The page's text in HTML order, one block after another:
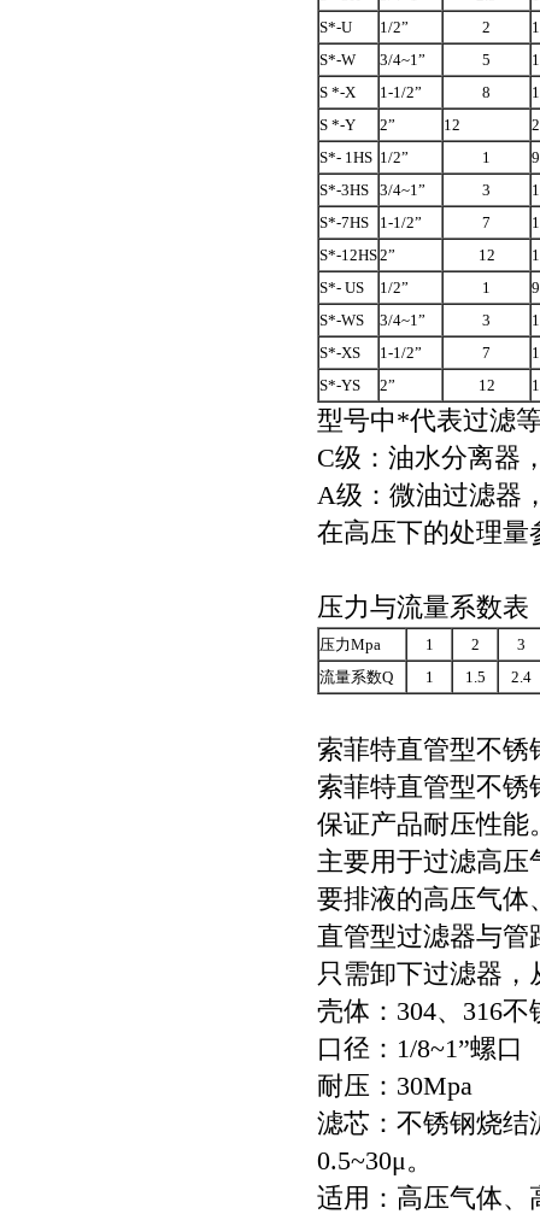
S*-U 1/2” 2
S*-W
3/4~1” 5
S *-X
1-1/2” 8
S *-Y
2” 12
S*- 1HS 1/2” 1
S*-3HS 3/4~1” 3
S*-7HS
1-1/2” 7
S*-12HS2” 12
S*- US
1/2” 1
S*-WS
3/4~1” 3
S*-XS
1-1/2” 7
S*-YS
2” 12
型号中*代表过滤
C级：油水分离
A级：微油过滤器
在高压下的处理量
压力与流量系数表
压力Mpa 1 2
3
流量系数Q 1 1.5 2.4
索菲特直管型不锈
索菲特直管型不锈
保证产品耐压性能
主要用于过滤高压
要排液的高压气体
直管型过滤器与管
只需卸下过滤器，
壳体： 304、316不
口径 ： 1/8~1”螺口
耐压： 30Mpa
滤芯： 不锈钢烧结
0.5~30μ。
适用：高压气体、